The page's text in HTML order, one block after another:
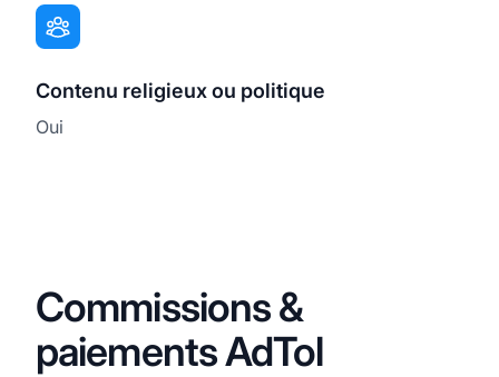
Contenu religieux ou politique
Oui
Commissions &
paiements AdTol